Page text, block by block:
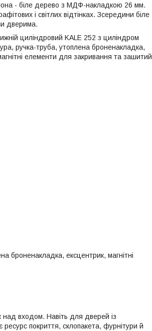
- біле дерево з МДФ-накладкою 26 мм.
і світлих відтінках. Зсередини біле
дверима.
циліндровий KALE 252 з циліндром
ручка-труба, утоплена броненакладка,
елементи для закривання та зашитий
броненакладка, ексцентрик, магнітні
входом. Навіть для дверей із
покриття, склопакета, фурнітури й